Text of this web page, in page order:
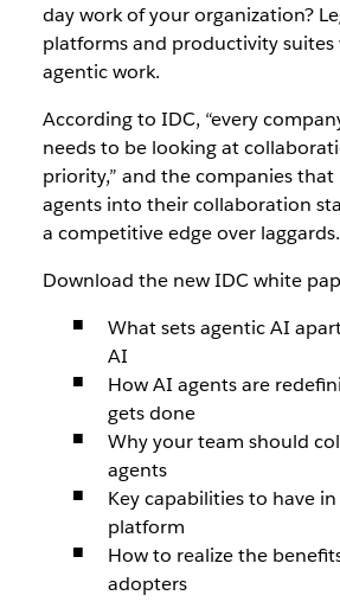
day work of your organization?
platforms and productivity suites
agentic work.
According to IDC, “every
needs to be looking at
priority,” and the companies
agents into their collaboration
a competitive edge over laggards.
Download the new IDC white
What sets agentic AI
AI
How AI agents are
gets done
Why your team should
agents
Key capabilities to have
platform
How to realize the
adopters